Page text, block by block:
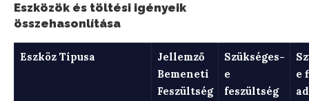
Eszközök és töltési igényeik
összehasonlítása
Eszköz Típusa
Jellemző
Bemeneti
Feszültség
Szükséges-
e
feszültség
e